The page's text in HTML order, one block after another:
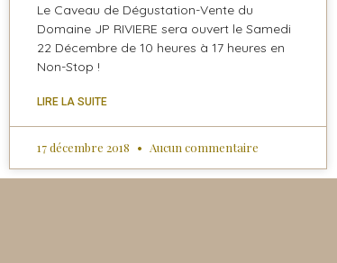
Le Caveau de Dégustation-Vente du
Domaine JP RIVIERE sera ouvert le Samedi
22 Décembre de 10 heures à 17 heures en
Non-Stop !
LIRE LA SUITE
17 décembre 2018 Aucun commentaire